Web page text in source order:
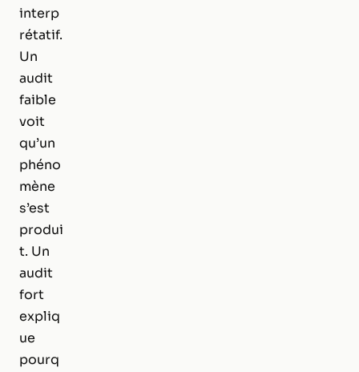
interp
rétatif.
Un
audit
faible
voit
qu’un
phéno
mène
s’est
produi
t. Un
audit
fort
expliq
ue
pourq